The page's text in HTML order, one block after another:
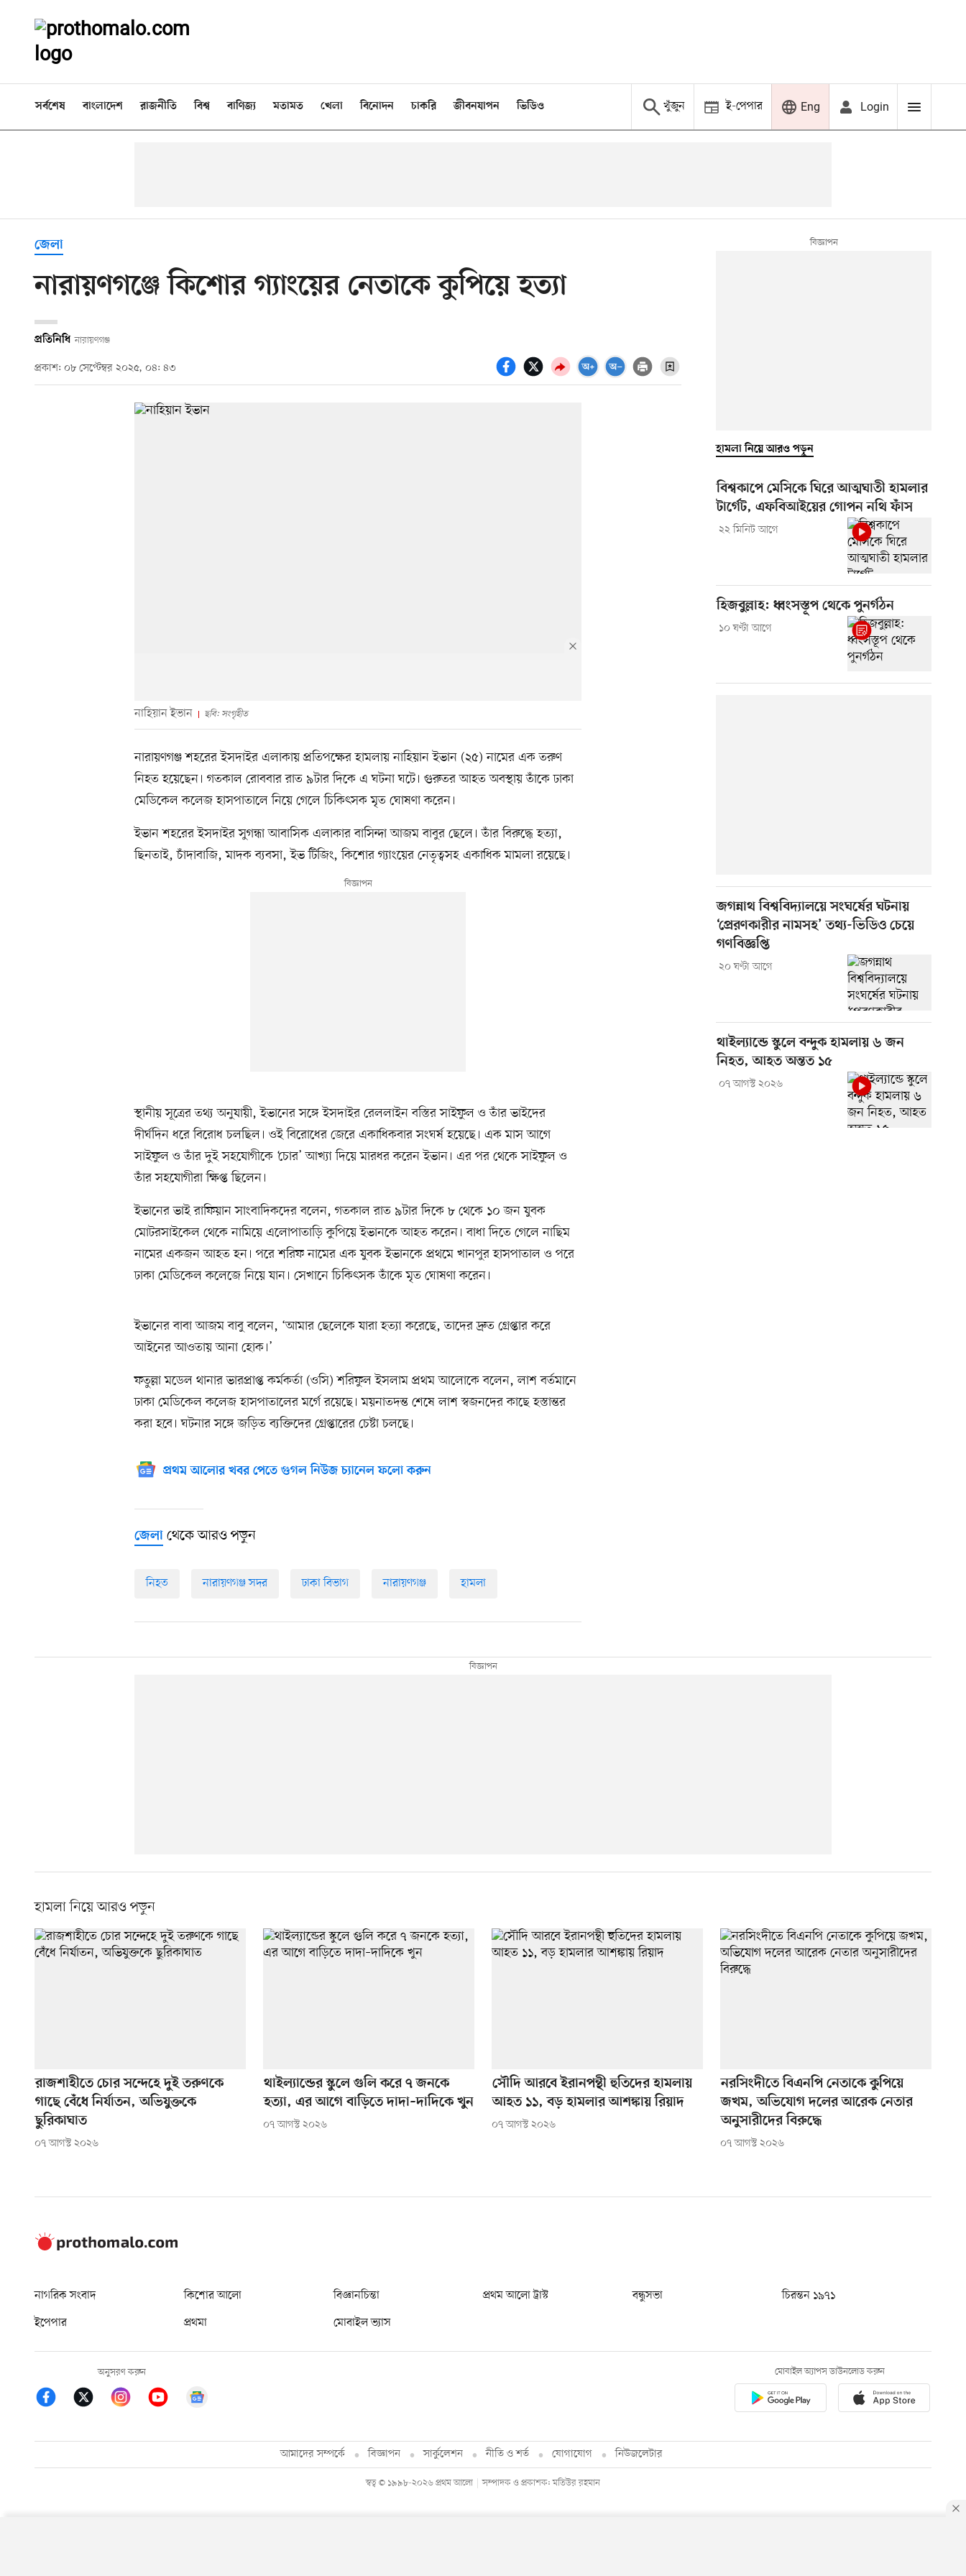
সর্বশেষ বাংলাদেশ রাজনীতি বিশ্ব বাণিজ্য মতামত খেলা বিনোদন চাকরি জীবনযাপন ভিডিও খুঁজুন ই-পেপার Eng Login
জেলা
নারায়ণগঞ্জে কিশোর গ্যাংয়ের নেতাকে কুপিয়ে হত্যা
প্রতিনিধি নারায়ণগঞ্জ
প্রকাশ: ০৮ সেপ্টেম্বর ২০২৫, ০৪: ৪৩
নাহিয়ান ইভান ছবি: সংগৃহীত
নারায়ণগঞ্জ শহরের ইসদাইর এলাকায় প্রতিপক্ষের হামলায় নাহিয়ান ইভান (২৫) নামের এক তরুণ
নিহত হয়েছেন। গতকাল রোববার রাত ৯টার দিকে এ ঘটনা ঘটে। গুরুতর আহত অবস্থায় তাঁকে ঢাকা
মেডিকেল কলেজ হাসপাতালে নিয়ে গেলে চিকিৎসক মৃত ঘোষণা করেন।
ইভান শহরের ইসদাইর সুগন্ধা আবাসিক এলাকার বাসিন্দা আজম বাবুর ছেলে। তাঁর বিরুদ্ধে হত্যা,
ছিনতাই, চাঁদাবাজি, মাদক ব্যবসা, ইভ টিজিং, কিশোর গ্যাংয়ের নেতৃত্বসহ একাধিক মামলা রয়েছে।
স্থানীয় সূত্রের তথ্য অনুযায়ী, ইভানের সঙ্গে ইসদাইর রেললাইন বস্তির সাইফুল ও তাঁর ভাইদের
দীর্ঘদিন ধরে বিরোধ চলছিল। ওই বিরোধের জেরে একাধিকবার সংঘর্ষ হয়েছে। এক মাস আগে
সাইফুল ও তাঁর দুই সহযোগীকে ‘চোর’ আখ্যা দিয়ে মারধর করেন ইভান। এর পর থেকে সাইফুল ও
তাঁর সহযোগীরা ক্ষিপ্ত ছিলেন।
ইভানের ভাই রাফিয়ান সাংবাদিকদের বলেন, গতকাল রাত ৯টার দিকে ৮ থেকে ১০ জন যুবক
মোটরসাইকেল থেকে নামিয়ে এলোপাতাড়ি কুপিয়ে ইভানকে আহত করেন। বাধা দিতে গেলে নাছিম
নামের একজন আহত হন। পরে শরিফ নামের এক যুবক ইভানকে প্রথমে খানপুর হাসপাতাল ও পরে
ঢাকা মেডিকেল কলেজে নিয়ে যান। সেখানে চিকিৎসক তাঁকে মৃত ঘোষণা করেন।
ইভানের বাবা আজম বাবু বলেন, ‘আমার ছেলেকে যারা হত্যা করেছে, তাদের দ্রুত গ্রেপ্তার করে
আইনের আওতায় আনা হোক।’
ফতুল্লা মডেল থানার ভারপ্রাপ্ত কর্মকর্তা (ওসি) শরিফুল ইসলাম প্রথম আলোকে বলেন, লাশ বর্তমানে
ঢাকা মেডিকেল কলেজ হাসপাতালের মর্গে রয়েছে। ময়নাতদন্ত শেষে লাশ স্বজনদের কাছে হস্তান্তর
করা হবে। ঘটনার সঙ্গে জড়িত ব্যক্তিদের গ্রেপ্তারের চেষ্টা চলছে।
প্রথম আলোর খবর পেতে গুগল নিউজ চ্যানেল ফলো করুন
জেলা থেকে আরও পড়ুন
নিহত নারায়ণগঞ্জ সদর ঢাকা বিভাগ নারায়ণগঞ্জ হামলা
হামলা নিয়ে আরও পড়ুন
বিশ্বকাপে মেসিকে ঘিরে আত্মঘাতী হামলার
টার্গেট, এফবিআইয়ের গোপন নথি ফাঁস
২২ মিনিট আগে
হিজবুল্লাহ: ধ্বংসস্তূপ থেকে পুনর্গঠন
১০ ঘণ্টা আগে
জগন্নাথ বিশ্ববিদ্যালয়ে সংঘর্ষের ঘটনায়
‘প্রেরণকারীর নামসহ’ তথ্য-ভিডিও চেয়ে
গণবিজ্ঞপ্তি
২০ ঘণ্টা আগে
থাইল্যান্ডে স্কুলে বন্দুক হামলায় ৬ জন
নিহত, আহত অন্তত ১৫
০৭ আগস্ট ২০২৬
হামলা নিয়ে আরও পড়ুন
রাজশাহীতে চোর সন্দেহে দুই তরুণকে
গাছে বেঁধে নির্যাতন, অভিযুক্তকে
ছুরিকাঘাত
০৭ আগস্ট ২০২৬
থাইল্যান্ডের স্কুলে গুলি করে ৭ জনকে
হত্যা, এর আগে বাড়িতে দাদা–দাদিকে খুন
০৭ আগস্ট ২০২৬
সৌদি আরবে ইরানপন্থী হুতিদের হামলায়
আহত ১১, বড় হামলার আশঙ্কায় রিয়াদ
০৭ আগস্ট ২০২৬
নরসিংদীতে বিএনপি নেতাকে কুপিয়ে
জখম, অভিযোগ দলের আরেক নেতার
অনুসারীদের বিরুদ্ধে
০৭ আগস্ট ২০২৬
নাগরিক সংবাদ কিশোর আলো বিজ্ঞানচিন্তা প্রথম আলো ট্রাস্ট বন্ধুসভা
চিরন্তন ১৯৭১
ইপেপার
প্রথমা মোবাইল ভ্যাস
অনুসরণ করুন মোবাইল অ্যাপস ডাউনলোড করুন
আমাদের সম্পর্কে বিজ্ঞাপন সার্কুলেশন নীতি ও শর্ত যোগাযোগ নিউজলেটার
স্বত্ব © ১৯৯৮-২০২৬ প্রথম আলো সম্পাদক ও প্রকাশক: মতিউর রহমান